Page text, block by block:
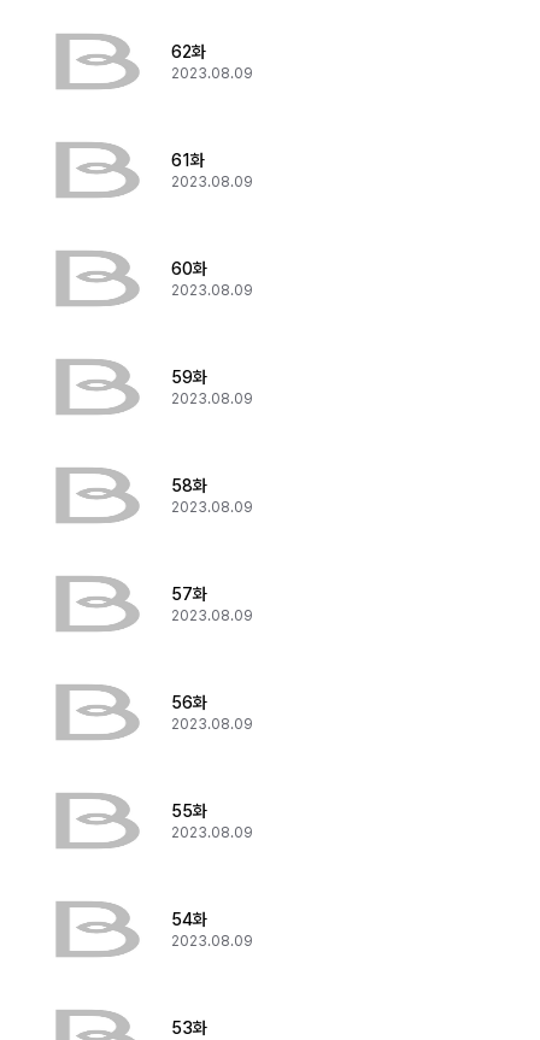
62화
2023.08.09
61화
2023.08.09
60화
2023.08.09
59화
2023.08.09
58화
2023.08.09
57화
2023.08.09
56화
2023.08.09
55화
2023.08.09
54화
2023.08.09
53화